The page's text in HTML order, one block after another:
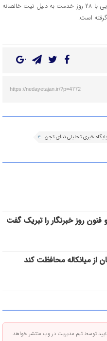
مدیرکل اوقاف مازندران، اضافه کرد:شهید رجایی با ۲۸ روز خدمت به دلیل نیت خالصانه
است.
https://nedayetajan.ir/?p=4772
پایگاه خبری تحلیلی ندای تجن
روز خبرنگار را تبریک گفت
از میانکاله محافظت کند
توسط تیم مدیریت در وب منتشر خواهد